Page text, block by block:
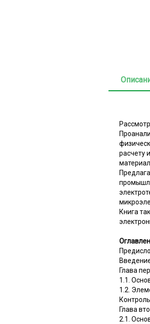
расчету
Книга
Глава
1.1.
1.2.
Глава
2.1.